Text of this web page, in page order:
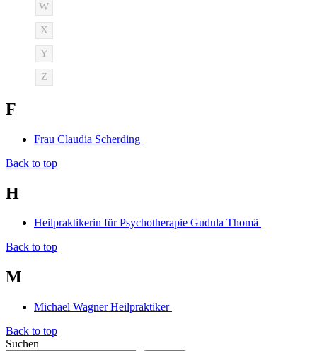
W
X
Y
Z
F
Frau Claudia Scherding
Back to top
H
Heilpraktikerin für Psychotherapie Gudula Thomä
Back to top
M
Michael Wagner Heilpraktiker
Back to top
Suchen